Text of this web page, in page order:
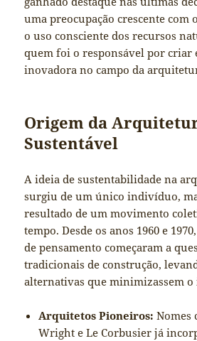
uma preocupação crescente com
o uso consciente dos recursos
quem foi o responsável por criar
inovadora no campo da
Origem da
Sustentável
A ideia de sustentabilidade na
surgiu de um único indivíduo,
resultado de um movimento
tempo. Desde os anos 1960 e
de pensamento começaram a
tradicionais de construção,
alternativas que minimizassem
Arquitetos Pioneiros: Nomes
Wright e Le Corbusier já